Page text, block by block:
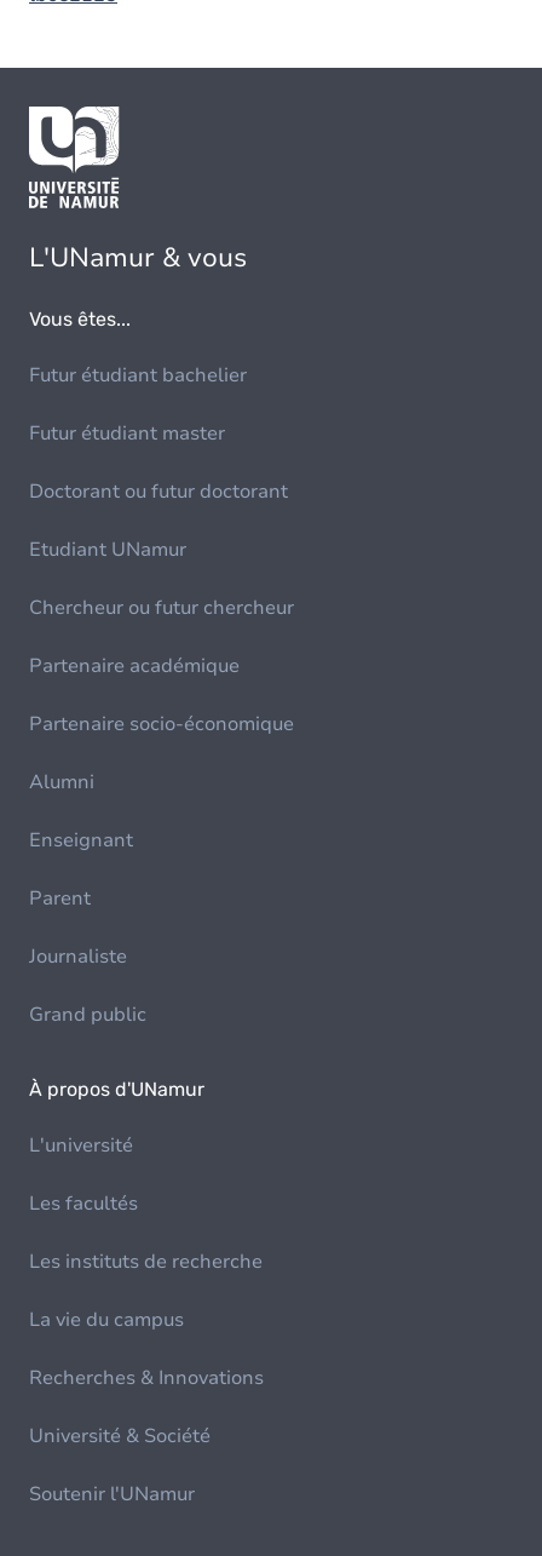
L'UNamur & vous
Vous êtes...
Futur étudiant bachelier
Futur étudiant master
Doctorant ou futur doctorant
Etudiant UNamur
Chercheur ou futur chercheur
Partenaire académique
Partenaire socio-économique
Alumni
Enseignant
Parent
Journaliste
Grand public
À propos d'UNamur
L'université
Les facultés
Les instituts de recherche
La vie du campus
Recherches & Innovations
Université & Société
Soutenir l'UNamur